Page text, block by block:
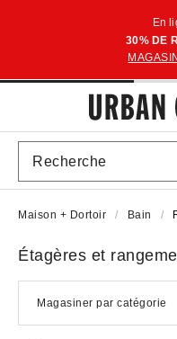
En
30% DE
Maison + Dortoir Bain
Étagères et
Magasiner par catégorie